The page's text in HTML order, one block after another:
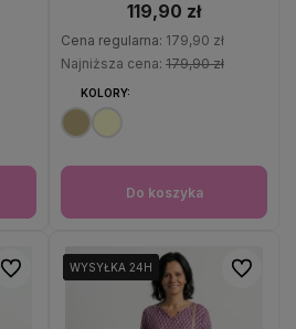
119,90 zł
Cena regularna: 179,90 zł
Najniższa cena: 179,90 zł
KOLORY:
Do koszyka
Do ulubionychWYSYŁKA 24H
WYSYŁKA 24H
WYSYŁKA 24H Do